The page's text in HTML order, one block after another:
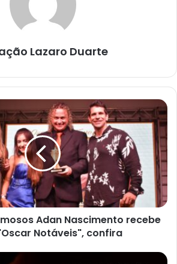
Lazaro Duarte
Adan Nascimento recebe
Notáveis", confira